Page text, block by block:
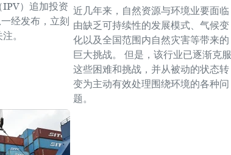
IPV）追加投资
经发布，立刻
。
近几年来，自然资源与环境业要面临
由缺乏可持续性的发展模式、气候变
化以及全国范围内自然灾害等带来的
巨大挑战。 但是，该行业已逐渐克服
这些困难和挑战，并从被动的状态转
变为主动有效处理围绕环境的各种问
题。